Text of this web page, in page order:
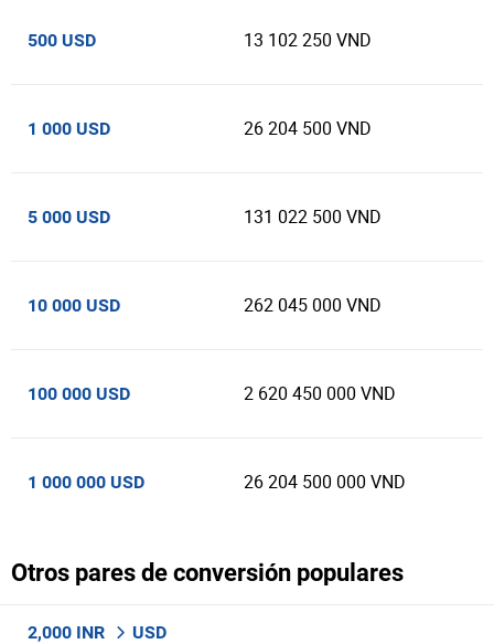
500 USD 13 102 250 VND
1 000 USD 26 204 500 VND
5 000 USD 131 022 500 VND
10 000 USD 262 045 000 VND
100 000 USD 2 620 450 000 VND
1 000 000 USD 26 204 500 000 VND
Otros pares de conversión populares
2,000 INR USD